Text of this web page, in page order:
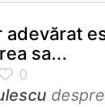
adevărat
sa...
despre